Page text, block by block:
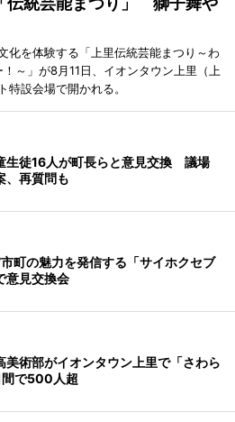
化を体験する「上里伝統芸能まつり～わ
～」が8月11日、イオンタウン上里（上
特設会場で開かれる。
生徒16人が町長らと意見交換 議場
、再質問も
町の魅力を発信する「サイホクセブ
見交換会
美術部がイオンタウン上里で「さわら
で500人超